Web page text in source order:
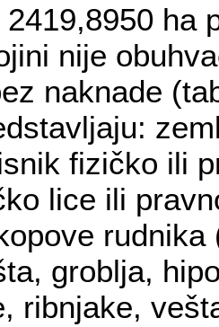
ha
nije
naknade
fizičko ili
lice ili
groblja,
ribnjake,